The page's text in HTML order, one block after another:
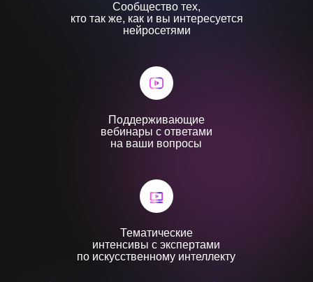
Поддерживающие
вебинары с ответами
на ваши вопросы
Сообщество тех,
кто так же, как и вы интересуется
нейросетями
Тематические
интенсивы с экспертами
по искусственному интеллекту